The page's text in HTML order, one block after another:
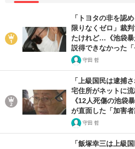
「トヨタの非を認
限りなくゼロ」裁
たけれど…《池袋
説得できなかった「
守田 哲
「上級国民は逮捕
宅住所がネットに
《12人死傷の池袋
が直面した「加害者
守田 哲
「飯塚幸三は上級